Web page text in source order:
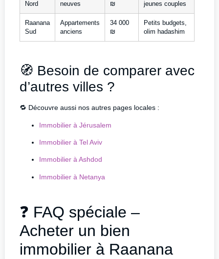
Nord
neuves
₪
jeunes couples
Raanana
Sud
Appartements
anciens
34 000
₪
Petits budgets,
olim hadashim
🧭 Besoin de comparer avec
d’autres villes ?
🔁 Découvre aussi nos autres pages locales :
Immobilier à Jérusalem
Immobilier à Tel Aviv
Immobilier à Ashdod
Immobilier à Netanya
❓ FAQ spéciale –
Acheter un bien
immobilier à Raanana